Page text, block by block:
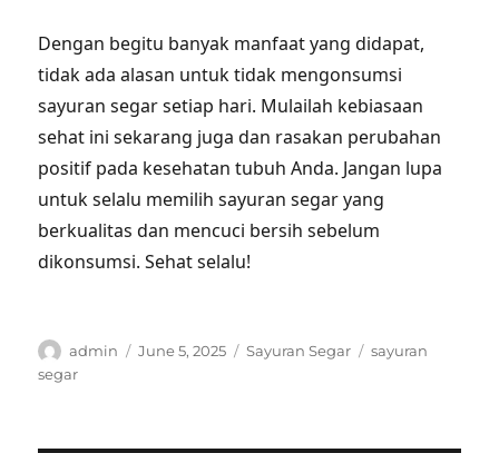
Dengan begitu banyak manfaat yang didapat,
tidak ada alasan untuk tidak mengonsumsi
sayuran segar setiap hari. Mulailah kebiasaan
sehat ini sekarang juga dan rasakan perubahan
positif pada kesehatan tubuh Anda. Jangan lupa
untuk selalu memilih sayuran segar yang
berkualitas dan mencuci bersih sebelum
dikonsumsi. Sehat selalu!
Author
admin
Posted
June 5, 2025 Categories
Sayuran Segar Tags
sayuran
segar